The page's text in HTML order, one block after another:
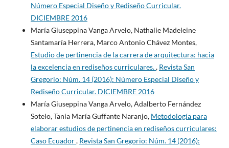
Número Especial Diseño y Rediseño Curricular.
DICIEMBRE 2016
María Giuseppina Vanga Arvelo, Nathalie Madeleine
Santamaría Herrera, Marco Antonio Chávez Montes,
Estudio de pertinencia de la carrera de arquitectura: hacia
la excelencia en rediseños curriculares., Revista San
Gregorio: Núm. 14 (2016): Número Especial Diseño y
Rediseño Curricular. DICIEMBRE 2016
María Giuseppina Vanga Arvelo, Adalberto Fernández
Sotelo, Tania María Guffante Naranjo, Metodología para
elaborar estudios de pertinencia en rediseños curriculares:
Caso Ecuador, Revista San Gregorio: Núm. 14 (2016):